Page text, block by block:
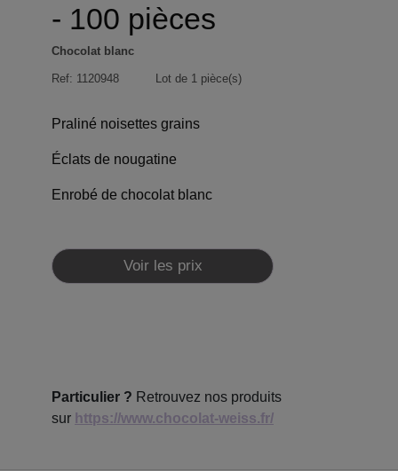
- 100 pièces
Chocolat blanc
Ref: 1120948 Lot de 1 pièce(s)
Praliné noisettes grains
Éclats de nougatine
Enrobé de chocolat blanc
Voir les prix
Particulier ? Retrouvez nos produits
sur https://www.chocolat-weiss.fr/